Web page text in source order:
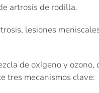
artrosis de rodilla.
lesiones
de oxígeno y
tres mecanismos clave: